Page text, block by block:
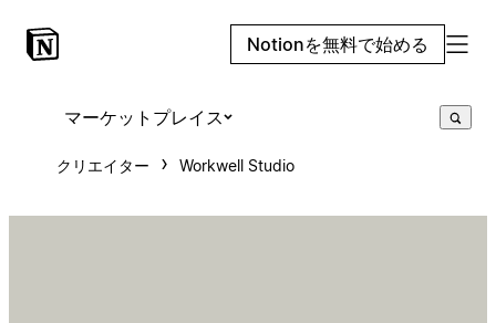
Notionを無料で始める
マーケットプレイス
クリエイター Workwell Studio